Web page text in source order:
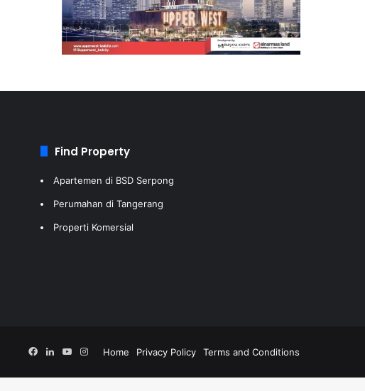
Find Property
Apartemen di BSD Serpong
Perumahan di Tangerang
Properti Komersial
Home Privacy Policy Terms and Conditions
Facebook
LinkedInYouTube
Instagram